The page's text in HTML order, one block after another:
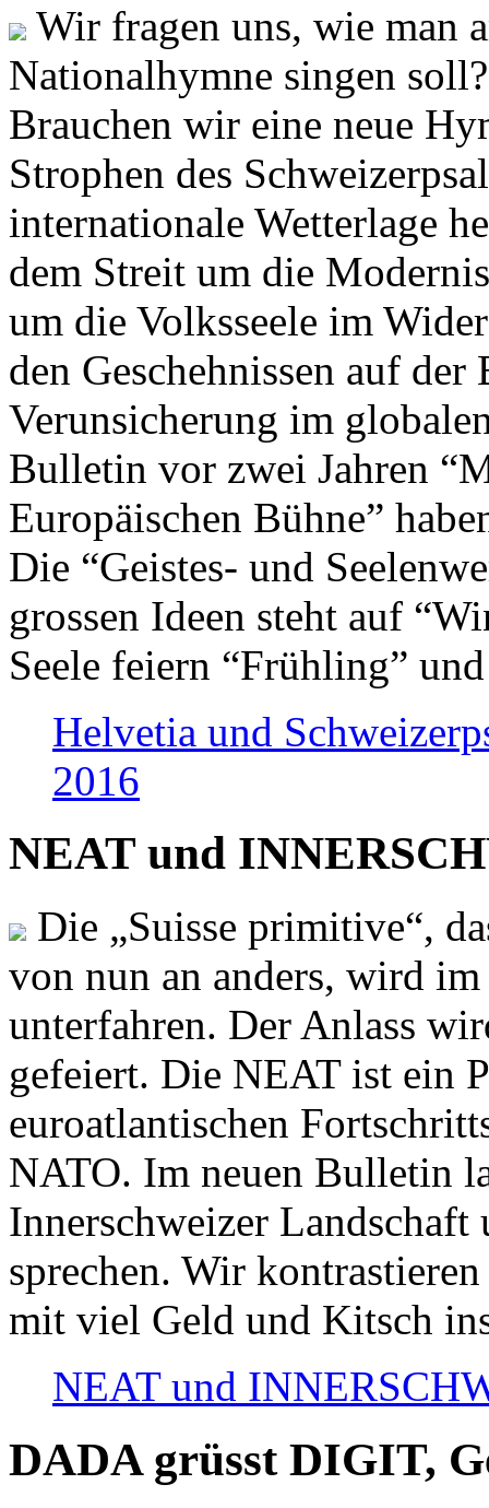
Wir fragen uns, wie man
Nationalhymne singen
Brauchen wir eine neue
Strophen des
internationale Wetterlage
dem Streit um die
um die Volksseele im
den Geschehnissen auf
Verunsicherung im
Bulletin vor zwei Jahren
Europäischen Bühne”
Die “Geistes- und
grossen Ideen steht auf
Seele feiern “Frühling”
Helvetia und
2016
NEAT und
Die „Suisse primitive“,
von nun an anders, wird
unterfahren. Der Anlass
gefeiert. Die NEAT ist ein
euroatlantischen
NATO. Im neuen Bulletin
Innerschweizer
sprechen. Wir
mit viel Geld und Kitsch
NEAT und
DADA grüsst DIGIT,